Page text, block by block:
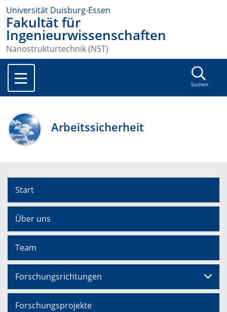
Universität Duisburg-Essen
Fakultät für
Ingenieurwissenschaften
Nanostrukturtechnik (NST)
Suchen
Arbeitssicherheit
Start
Über uns
Team
Forschungsrichtungen
Forschungsprojekte